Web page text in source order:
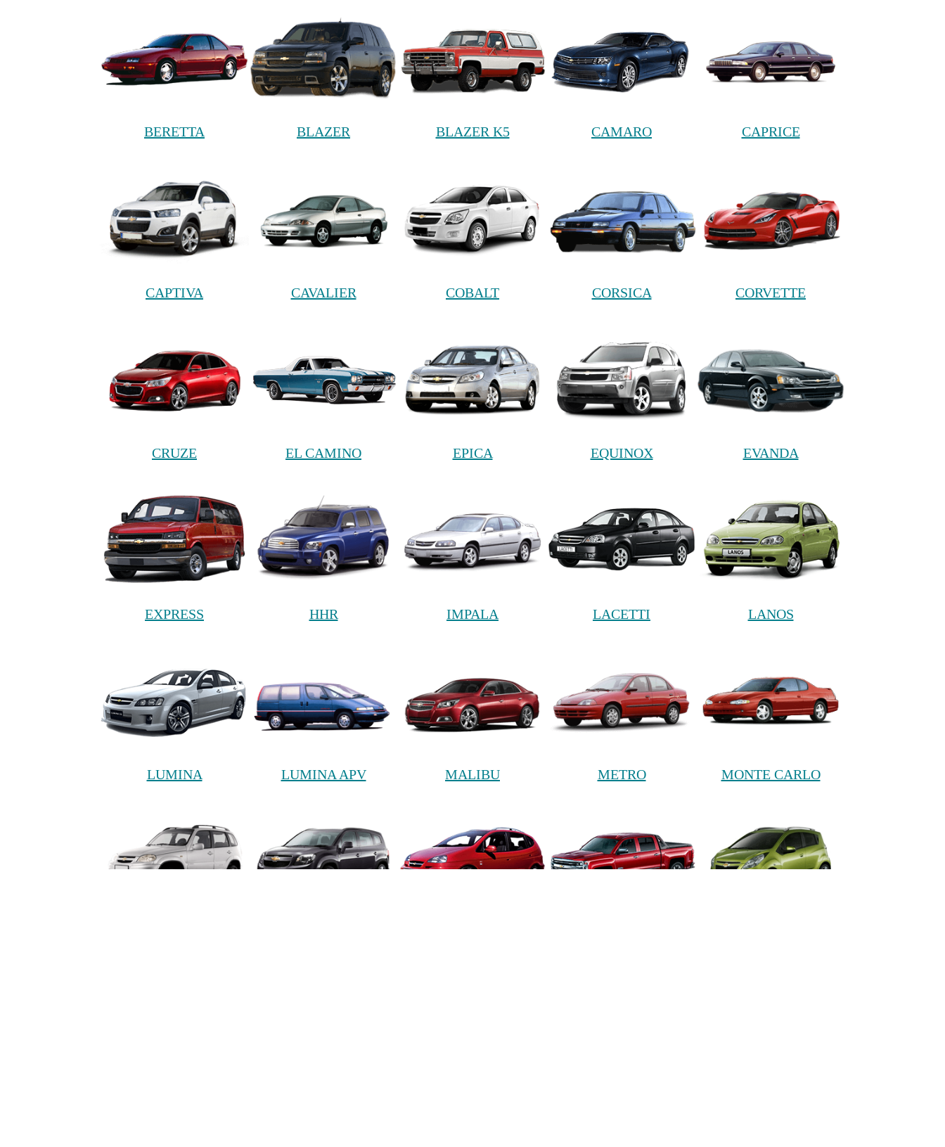
BERETTA BLAZER BLAZER K5 CAMARO CAPRICE
CAPTIVA CAVALIER COBALT CORSICA CORVETTE
CRUZE EL CAMINO EPICA EQUINOX EVANDA
EXPRESS HHR IMPALA LACETTI LANOS
LUMINA LUMINA APV MALIBU METRO MONTE CARLO